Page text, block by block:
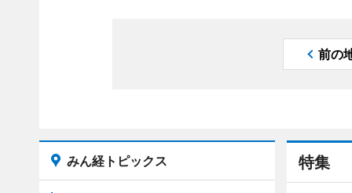
前の
特集
みん経トピックス